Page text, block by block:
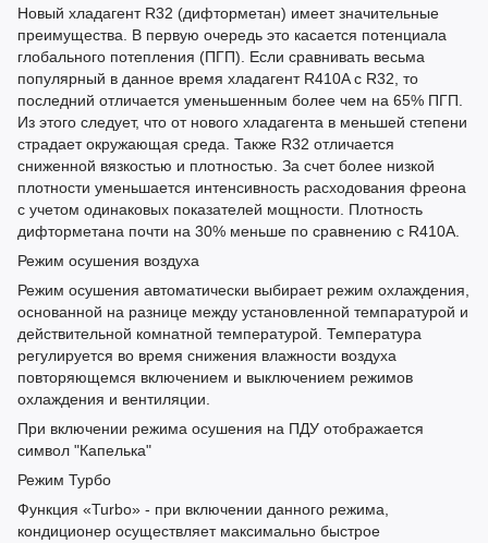
Новый хладагент R32 (дифторметан) имеет значительные
преимущества. В первую очередь это касается потенциала
глобального потепления (ПГП). Если сравнивать весьма
популярный в данное время хладагент R410A с R32, то
последний отличается уменьшенным более чем на 65% ПГП.
Из этого следует, что от нового хладагента в меньшей степени
страдает окружающая среда. Также R32 отличается
сниженной вязкостью и плотностью. За счет более низкой
плотности уменьшается интенсивность расходования фреона
с учетом одинаковых показателей мощности. Плотность
дифторметана почти на 30% меньше по сравнению с R410A.
Режим осушения воздуха
Режим осушения автоматически выбирает режим охлаждения,
основанной на разнице между установленной темпаратурой и
действительной комнатной температурой. Температура
регулируется во время снижения влажности воздуха
повторяющемся включением и выключением режимов
охлаждения и вентиляции.
При включении режима осушения на ПДУ отображается
символ "Капелька"
Режим Турбо
Функция «Turbo» - при включении данного режима,
кондиционер осуществляет максимально быстрое